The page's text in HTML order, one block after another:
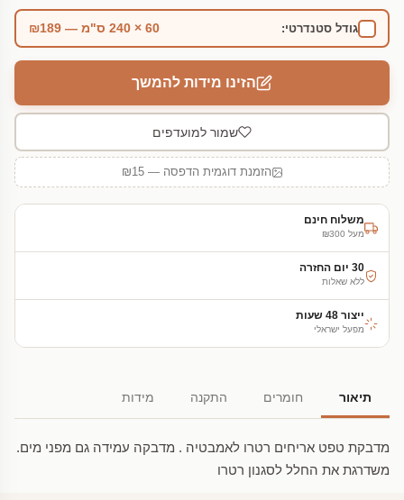
גודל סטנדרטי: 60 × 240 ס"מ — ₪189
הזינו מידות להמשך
שמור למועדפים
הזמנת דוגמית הדפסה — ₪15
משלוח חינם
מעל ₪300
30 יום החזרה
ללא שאלות
ייצור 48 שעות
מפעל ישראלי
תיאור חומרים התקנה מידות
מדבקת טפט אריחים רטרו לאמבטיה . מדבקה עמידה גם מפני מים.
משדרגת את החלל לסגנון רטרו